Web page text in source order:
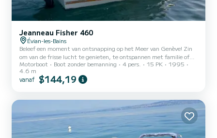
Jeanneau Fisher 460
Évian-les-Bains
Beleef een moment van ontsnapping op het Meer van Genève! Zin
om van de frisse lucht te genieten, te ontspannen met familie of
vrienden, of zelfs te vissen in een uitzonderlijke omgeving? Deze
zomer, ga het water op met mijn boot die aangemeerd ligt in de
haven van Évian-les-Bains. Of u nu nieuwsgierige vakantiegangers
van Genève. Of het nu voor een dag, een wee...
Motorboot Boot zonder bemanning 4 pers. 15 PK
1995
4.6 m
vanaf $144,19